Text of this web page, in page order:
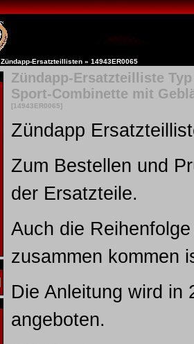
Zündapp-Ersatzteillisten » 14943ER0065
Zündapp-Ersatzteilliste Typ
Sport-Combinette mit
[14943ER0065]
Zündapp
Zum Bestellen und
der Ersatzteile.
Auch die
zusammen kommen
Die Anleitung wird in
angeboten.